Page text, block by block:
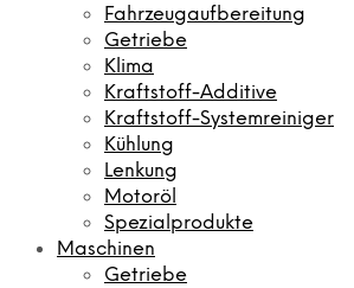
Fahrzeugaufbereitung
Getriebe
Klima
Kraftstoff-Additive
Kraftstoff-Systemreiniger
Kühlung
Lenkung
Motoröl
Spezialprodukte
Maschinen
Getriebe